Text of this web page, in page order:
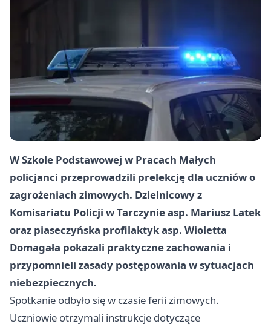
W Szko­le Podstawowej w Pracach Małych
policjanci przeprowadzili prelekcję dla uczniów o
zagrożeniach zimowych. Dzielnicowy z
Komisariatu Policji w Tarczynie asp. Mariusz Latek
oraz piaseczyńska profilaktyk asp. Wioletta
Domagała pokazali praktyczne zachowania i
przypomnieli zasady postępowania w sytuacjach
niebezpiecznych.
Spotkanie odbyło się w czasie ferii zimowych.
Uczniowie otrzymali instrukcje dotyczące